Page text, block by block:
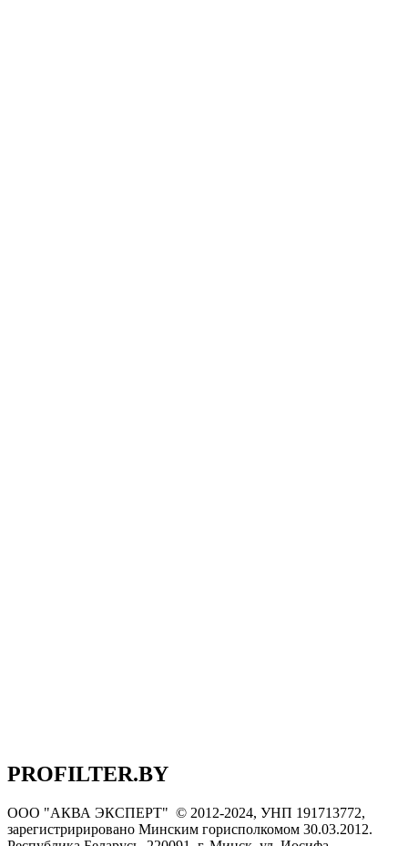
PROFILTER.BY
ООО "АКВА ЭКСПЕРТ" © 2012-2024, УНП 191713772,
зарегистририровано Минским горисполкомом 30.03.2012.